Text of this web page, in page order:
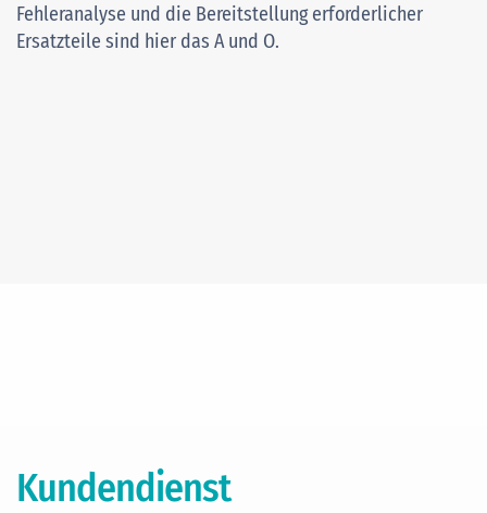
Fehleranalyse und die Bereitstellung erforderlicher
Ersatzteile sind hier das A und O.
Kundendienst